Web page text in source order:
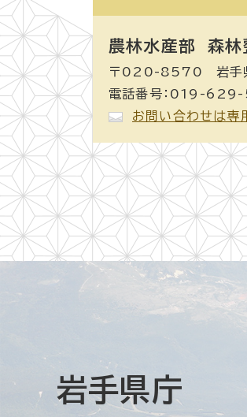
農林水産部 森林
〒020-8570 岩手
電話番号：019-
お問い合わせは専
岩手県庁